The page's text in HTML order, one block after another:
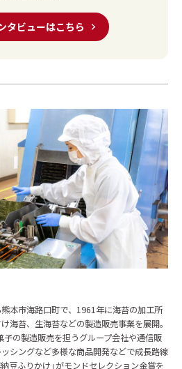
タビューはこちら
本市海路口町で、1961年に海苔の加工所
海苔、生海苔などの製造販売事業を展開。
の製造販売を担うグループ会社や通信販
シングなど多様な商品開発などで成長路線
豆ふりかけ」がモンドセレクション金賞を